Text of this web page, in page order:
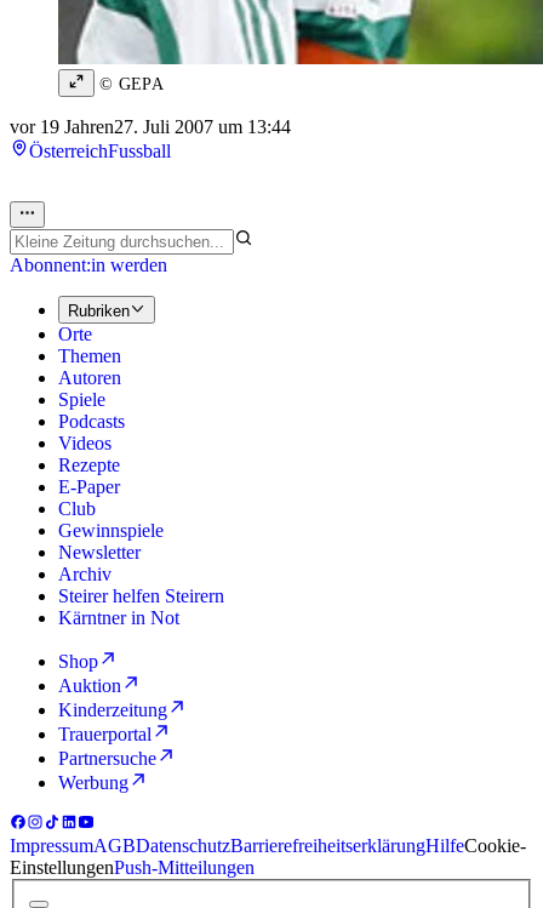
© GEPA
vor 19 Jahren27. Juli 2007 um 13:44
ÖsterreichFussball
Abonnent:in werden
Rubriken
Orte
Themen
Autoren
Spiele
Podcasts
Videos
Rezepte
E-Paper
Club
Gewinnspiele
Newsletter
Archiv
Steirer helfen Steirern
Kärntner in Not
Shop
Auktion
Kinderzeitung
Trauerportal
Partnersuche
Werbung
ImpressumAGBDatenschutzBarrierefreiheitserklärungHilfeCookie-
EinstellungenPush-Mitteilungen